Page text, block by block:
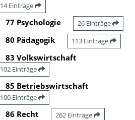
14 Einträge
77 Psychologie 26 Einträge
80 Pädagogik 113 Einträge
83 Volkswirtschaft
102 Einträge
85 Betriebswirtschaft
100 Einträge
86 Recht 262 Einträge